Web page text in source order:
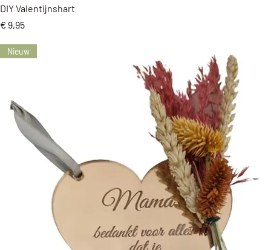
DIY Valentijnshart
Prijs
€ 9,95
Nieuw